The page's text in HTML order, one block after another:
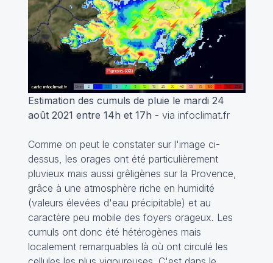
Estimation des cumuls de pluie le mardi 24
août 2021 entre 14h et 17h - via infoclimat.fr
Comme on peut le constater sur l'image ci-
dessus, les orages ont été particulièrement
pluvieux mais aussi grêligènes sur la Provence,
grâce à une atmosphère riche en humidité
(valeurs élevées d'eau précipitable) et au
caractère peu mobile des foyers orageux. Les
cumuls ont donc été hétérogènes mais
localement remarquables là où ont circulé les